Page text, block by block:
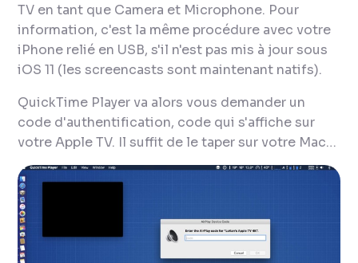
TV en tant que Camera et Microphone. Pour
information, c'est la même procédure avec votre
iPhone relié en USB, s'il n'est pas mis à jour sous
iOS 11 (les screencasts sont maintenant natifs).
QuickTime Player va alors vous demander un
code d'authentification, code qui s'affiche sur
votre Apple TV. Il suffit de le taper sur votre Mac…